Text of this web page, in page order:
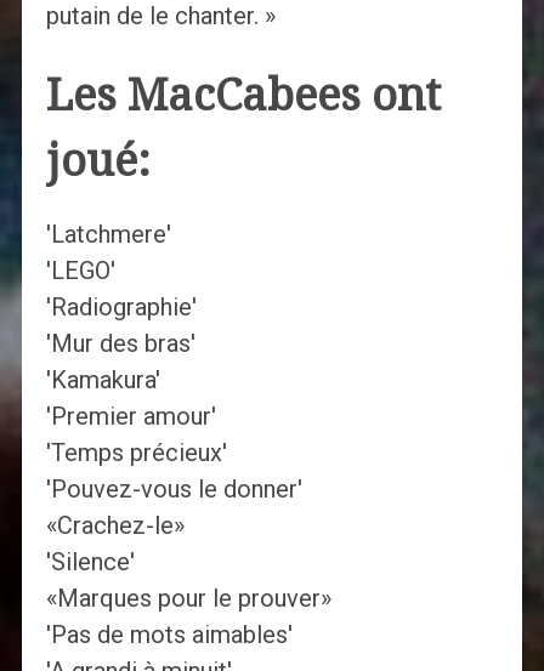
putain de le chanter. »
Les MacCabees ont
joué:
'Latchmere'
'LEGO'
'Radiographie'
'Mur des bras'
'Kamakura'
'Premier amour'
'Temps précieux'
'Pouvez-vous le donner'
«Crachez-le»
'Silence'
«Marques pour le prouver»
'Pas de mots aimables'